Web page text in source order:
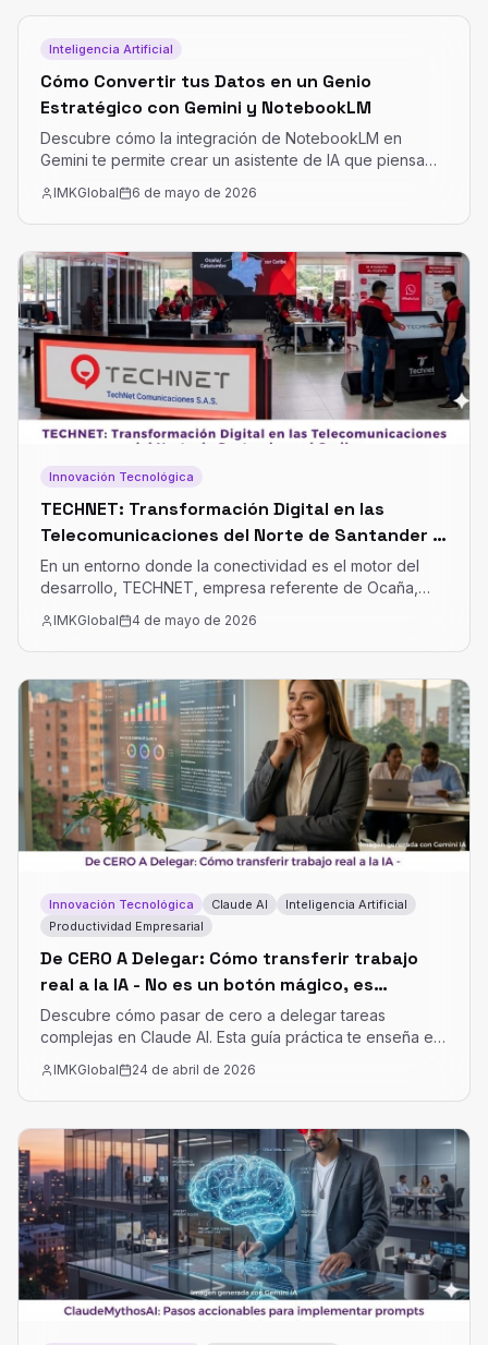
Inteligencia Artificial
Cómo Convertir tus Datos en un Genio
Estratégico con Gemini y NotebookLM
Descubre cómo la integración de NotebookLM en
Gemini te permite crear un asistente de IA que piensa
conocimiento accionable y obtén una ventaja
estratégica única.
IMKGlobal 6 de mayo de 2026
Innovación Tecnológica
TECHNET: Transformación Digital en las
Telecomunicaciones del Norte de Santander y
el Caribe
En un entorno donde la conectividad es el motor del
desarrollo, TECHNET, empresa referente de Ocaña,
transformación digital y gestión comercial estratégica.
Esta intervención se lleva a cabo bajo el marco del
IMKGlobal 4 de mayo de 2026
Innovación Tecnológica Claude AI
Inteligencia Artificial
Productividad Empresarial
De CERO A Delegar: Cómo transferir trabajo
real a la IA - No es un botón mágico, es
dirección de orquesta.
Descubre cómo pasar de cero a delegar tareas
complejas en Claude AI. Esta guía práctica te enseña el
negocio.
IMKGlobal 24 de abril de 2026